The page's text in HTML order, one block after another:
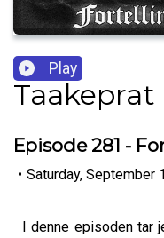
Play
Taakeprat
Episode 281 -
• Saturday, September
I denne episoden tar